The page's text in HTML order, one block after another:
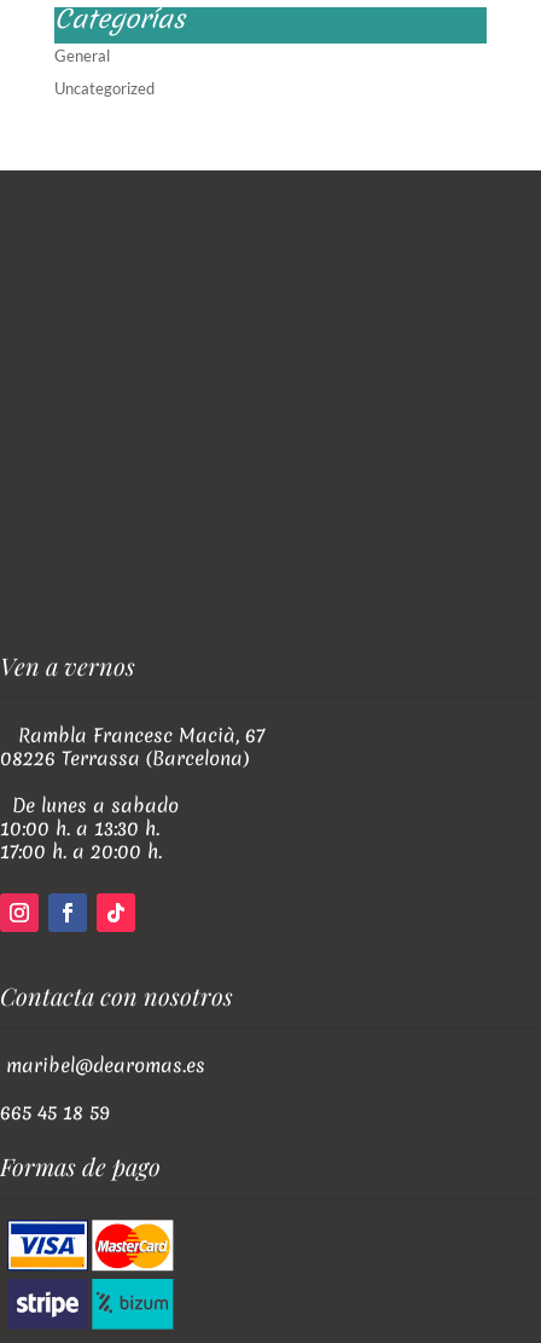
Categorías
General
Uncategorized
Ven a vernos
Rambla Francesc Macià, 67
08226 Terrassa (Barcelona)
De lunes a sabado
10:00 h. a 13:30 h.
17:00 h. a 20:00 h.
Contacta con nosotros
maribel@dearomas.es
665 45 18 59
Formas de pago